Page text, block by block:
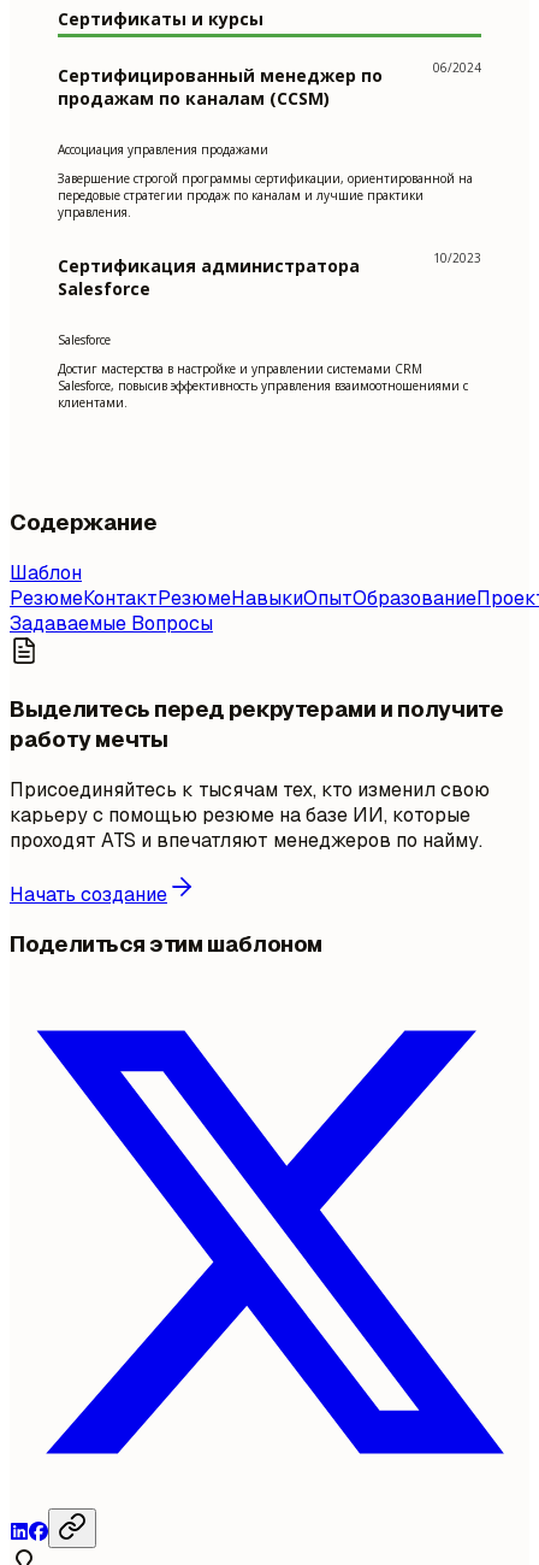
Сертификаты и курсы
Сертифицированный менеджер по
продажам по каналам (CCSM)
06/2024
Ассоциация управления продажами
Завершение строгой программы сертификации, ориентированной на
передовые стратегии продаж по каналам и лучшие практики
управления.
Сертификация администратора
Salesforce
10/2023
Salesforce
Достиг мастерства в настройке и управлении системами CRM
Salesforce, повысив эффективность управления взаимоотношениями с
клиентами.
Содержание
Шаблон
РезюмеКонтактРезюмеНавыкиОпытОбразование
Задаваемые Вопросы
Выделитесь перед рекрутерами и получите
работу мечты
Присоединяйтесь к тысячам тех, кто изменил свою
карьеру с помощью резюме на базе ИИ, которые
проходят ATS и впечатляют менеджеров по найму.
Начать создание
Поделиться этим шаблоном